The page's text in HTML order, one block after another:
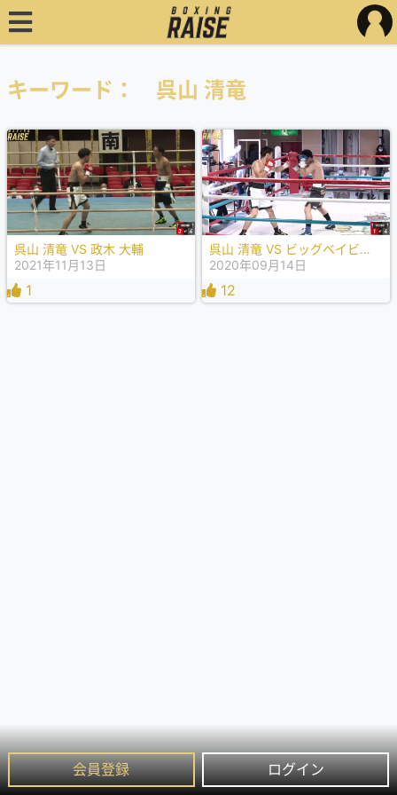
会員登録 ログイン
キーワード： 呉山 清竜
呉山 清竜 VS 政木 大輔
2021年11月13日
1
呉山 清竜 VS ビッグベイビー岡本
2020年09月14日
12